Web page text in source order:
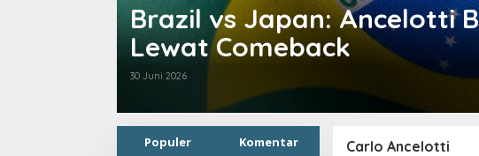
Brazil vs Japan: Ancelotti
Lewat Comeback
30 Juni 2026
Populer Komentar Carlo Ancelotti